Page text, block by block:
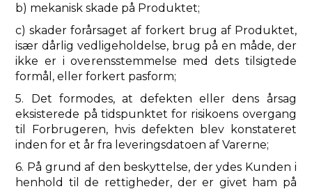
b) mekanisk skade på Produktet;
c) skader forårsaget af forkert brug af Produktet,
især dårlig vedligeholdelse, brug på en måde, der
ikke er i overensstemmelse med dets tilsigtede
formål, eller forkert pasform;
5. Det formodes, at defekten eller dens årsag
eksisterede på tidspunktet for risikoens overgang
til Forbrugeren, hvis defekten blev konstateret
inden for et år fra leveringsdatoen af ​​Varerne;
6. På grund af den beskyttelse, der ydes Kunden i
henhold til de rettigheder, der er givet ham på